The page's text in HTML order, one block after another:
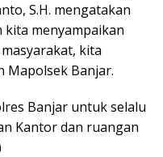
S.H. mengatakan
kita menyampaikan
kita
Mapolsek Banjar.
Banjar untuk selalu
Kantor dan ruangan